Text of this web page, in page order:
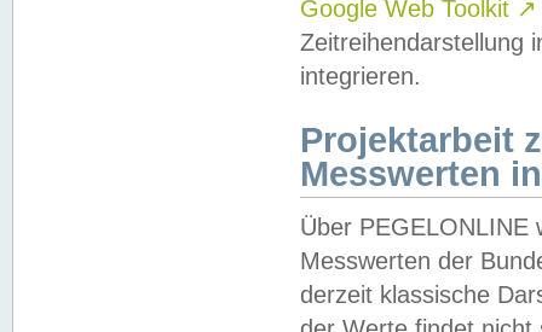
Google Web Toolkit ↗
Zeitreihendarstellung
integrieren.
Projektarbeit
Messwerten
Über PEGELONLINE
Messwerten der
derzeit klassische